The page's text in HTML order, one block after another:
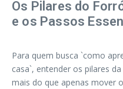
Os Pilares do
e os Passos
Para quem busca `como
casa`, entender os pilares
mais do que apenas mover